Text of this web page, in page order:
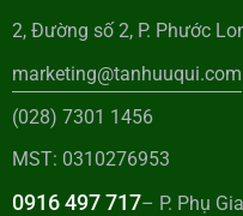
2, Đường số 2, P. Phước
marketing@tanhuuqui.com
(028) 7301 1456
MST: 0310276953
0916 497 717– P. Phụ Gia